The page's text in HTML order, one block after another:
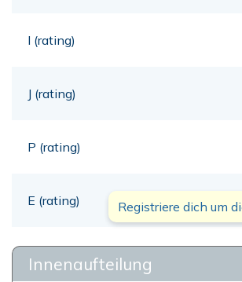
I (rating)
J (rating)
P (rating)
E (rating) Registriere dich um
Innenaufteilung